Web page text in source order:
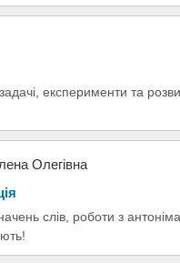
експерименти та
Олегівна
слів, роботи з